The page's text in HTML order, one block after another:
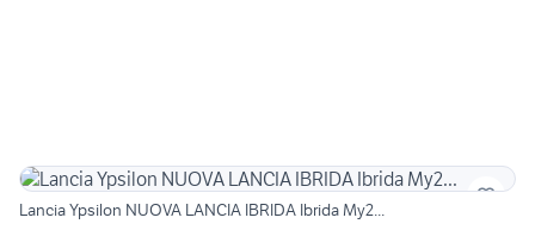
Lancia Ypsilon NUOVA LANCIA IBRIDA Ibrida My2...